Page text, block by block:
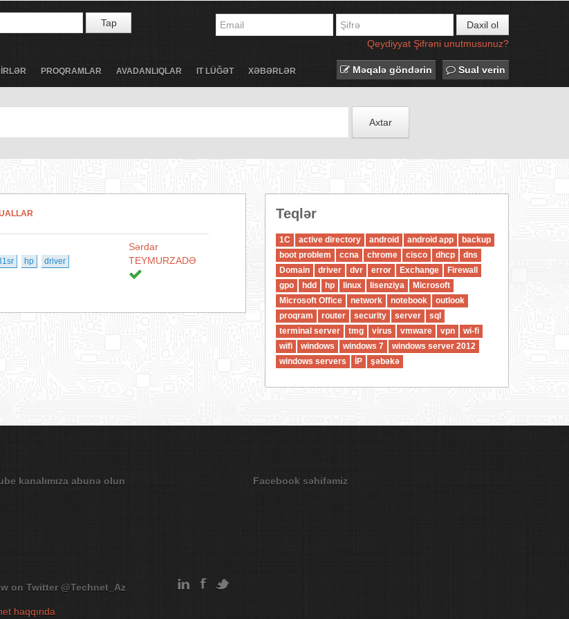
Tap
Daxil ol
Qeydiyyat Şifrəni unutmusunuz?
PROQRAMLAR AVADANLIQLAR IT LÜĞƏT XƏBƏRLƏR Məqalə göndərin Sual verin
Axtar
hp driver
Sərdar
TEYMURZADƏ
Teqlər
1C active directory android android app
backup
boot problem
ccna chrome cisco dhcp
dns
Domain
driver dvr error Exchange
Firewall
gpo
hdd hp linux lisenziya
Microsoft
Microsoft Office
network notebook
outlook
proqram
router security server
sql
terminal server
tmg virus vmware vpn
wi-fi
wifi
windows windows 7
windows server 2012
windows servers
İP şəbəkə
kanalımıza abunə olun
on Twitter @Technet_Az
haqqında
Facebook səhifəmiz